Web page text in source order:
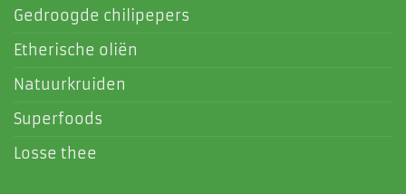
Gedroogde chilipepers
Etherische oliën
Natuurkruiden
Superfoods
Losse thee